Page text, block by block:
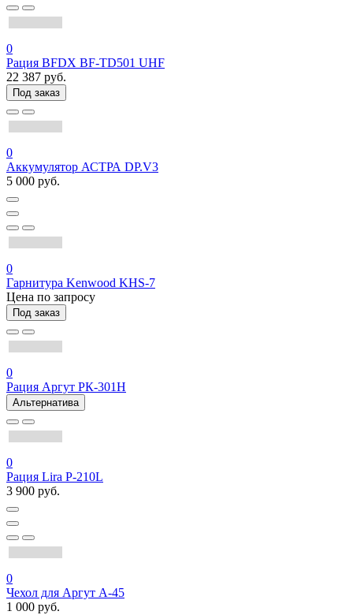
0
Рация BFDX BF-TD501 UHF
22 387 руб.
Под заказ
0
Аккумулятор АСТРА DP.V3
5 000 руб.
0
Гарнитура Kenwood KHS-7
Цена по запросу
Под заказ
0
Рация Аргут РК-301Н
Альтернатива
0
Рация Lira P-210L
3 900 руб.
0
Чехол для Аргут А-45
1 000 руб.